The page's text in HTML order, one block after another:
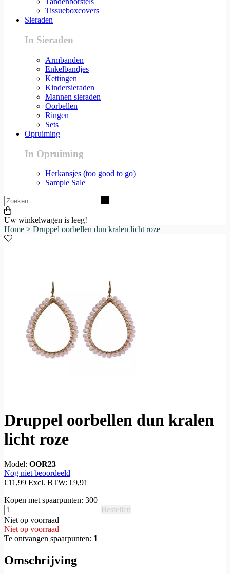
Tissueboxcovers
Sieraden
In Sieraden
Armbanden
Enkelbandjes
Kettingen
Kindersieraden
Mannen sieraden
Oorbellen
Ringen
Sets
Opruiming
In Opruiming
Herkansjes (too good to go)
Sample Sale
Uw winkelwagen is leeg!
Home > Druppel oorbellen dun kralen licht roze
Druppel oorbellen dun kralen
licht roze
Model: OOR23
Nog niet beoordeeld
€11,99 Excl. BTW: €9,91
Kopen met spaarpunten: 300
Bestellen
Niet op voorraad
Niet op voorraad
Te ontvangen spaarpunten: 1
Omschrijving